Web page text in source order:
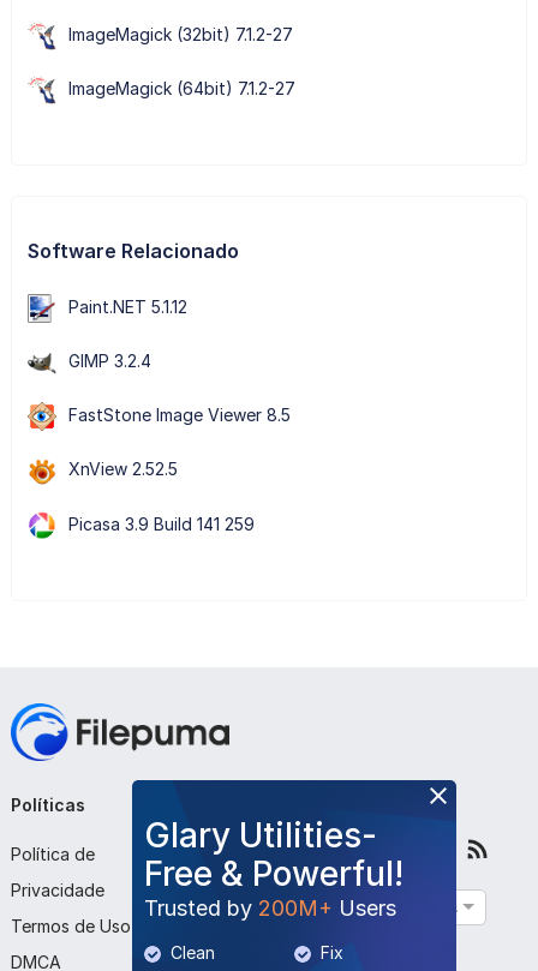
ImageMagick (32bit) 7.1.2-27
ImageMagick (64bit) 7.1.2-27
Software Relacionado
Paint.NET 5.1.12
GIMP 3.2.4
FastStone Image Viewer 8.5
XnView 2.52.5
Picasa 3.9 Build 141 259
Glary Utilities-
Free & Powerful!
Trusted by 200M+ Users
Clean Fix
Políticas
Política de
Privacidade
Termos de Uso
DMCA
Sobre Nós
Contato
Enviar Programa
Siga-nos
Português